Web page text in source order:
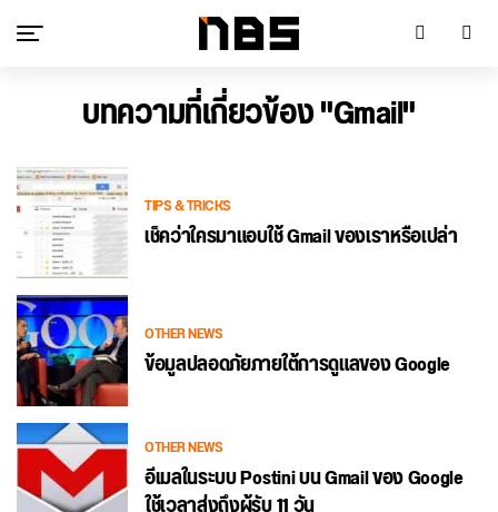
บทความที่เกี่ยวข้อง "Gmail"
TIPS & TRICKS
เช็คว่าใครมาแอบใช้ Gmail ของเราหรือเปล่า
OTHER NEWS
ข้อมูลปลอดภัยภายใต้การดูแลของ Google
OTHER NEWS
อีเมลในระบบ Postini บน Gmail ของ Google